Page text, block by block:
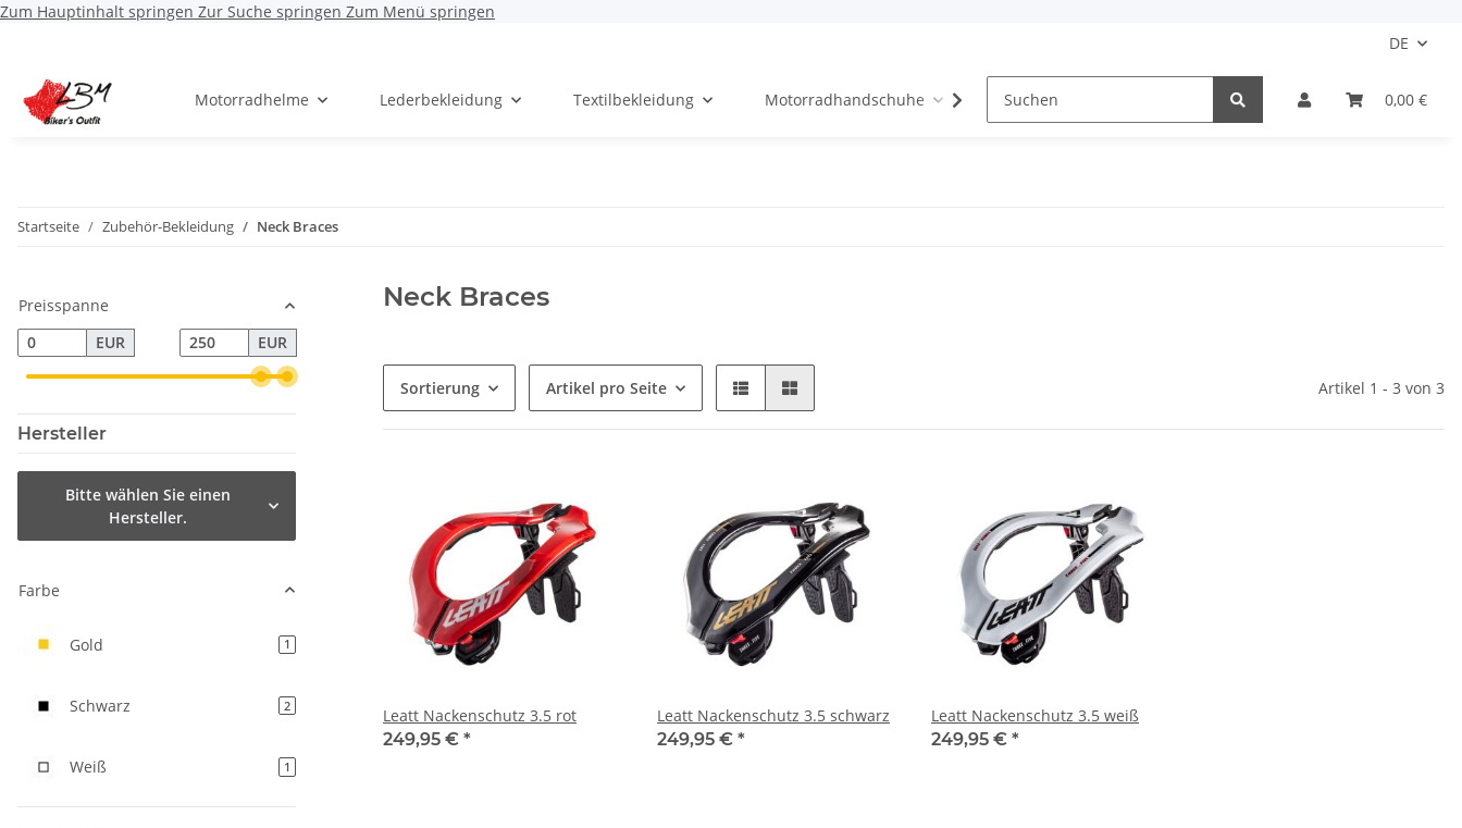
Zum Hauptinhalt springen Zur Suche springen Zum Menü springen
DE
0,00 €
Motorradhelme Lederbekleidung Textilbekleidung Motorradhandschuhe Motorradstiefel Damen Kinder
Startseite Zubehör-Bekleidung Neck Braces
Neck Braces
Sortierung Artikel pro Seite Artikel 1 - 3 von 3
Leatt Nackenschutz 3.5 rot
249,95 € *
Leatt Nackenschutz 3.5 schwarz
249,95 € *
Leatt Nackenschutz 3.5 weiß
249,95 € *
Preisspanne
EUR
EUR
Hersteller
Bitte wählen Sie einen
Hersteller.
Farbe
Gold 1Artikel gefunden
Schwarz 2Artikel gefunden
Weiß 1Artikel gefunden